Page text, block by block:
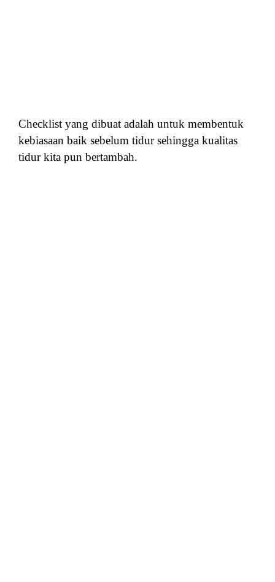
Checklist yang dibuat adalah untuk membentuk
kebiasaan baik sebelum tidur sehingga kualitas
tidur kita pun bertambah.